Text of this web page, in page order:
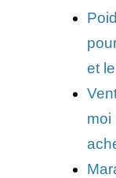
et
moi